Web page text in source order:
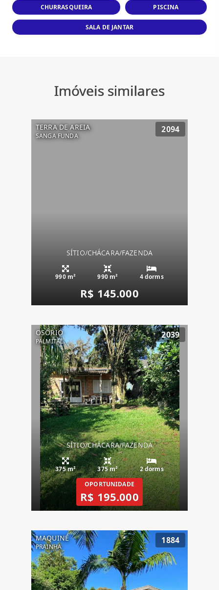
CHURRASQUEIRA PISCINA
SALA DE JANTAR
Imóveis similares
TERRA DE AREIA
SANGA FUNDA
2094
SÍTIO/CHÁCARA/FAZENDA
990 m² 990 m² 4 dorms
R$ 145.000
OSÓRIO
PALMITAL
2039
SÍTIO/CHÁCARA/FAZENDA
375 m² 375 m²
2 dorms
OPORTUNIDADE
R$ 195.000
MAQUINÉ
PRAINHA
1884